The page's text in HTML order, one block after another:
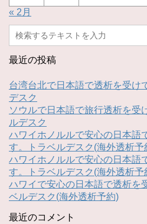
« 2月
最近の投稿
台湾台北で日本語で透析を受け
デスク
ソウルで日本語で旅行透析を受
ルデスク
ハワイホノルルで安心の日本語
す。トラベルデスク(海外透析予
ハワイホノルルで安心の日本語
す。トラベルデスク(海外透析予
ハワイで安心の日本語で透析を
ベルデスク(海外透析予約)
最近のコメント